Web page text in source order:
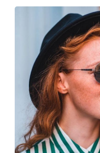
Geslacht:
Categorie:
Merk:
Functie:
Code: